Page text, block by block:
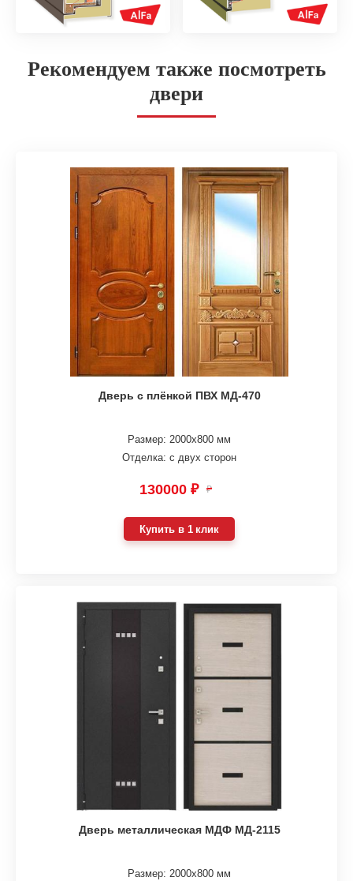
Рекомендуем также посмотреть
двери
Дверь с плёнкой ПВХ МД-470
Размер: 2000х800 мм
Отделка: с двух сторон
130000 ₽ ₽
Купить в 1 клик
Дверь металлическая МДФ МД-2115
Размер: 2000х800 мм